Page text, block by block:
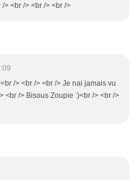
> <br /> <br /> <br />
/> <br /> <br /> Je nai jamais vu
<br /> Bisous Zoupie :)<br /> <br />